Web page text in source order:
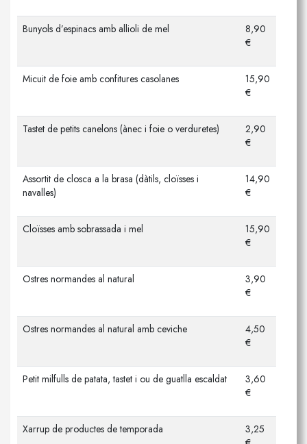
Bunyols d’espinacs amb allioli de mel
8,90
€
Micuit de foie amb confitures casolanes
15,90
€
Tastet de petits canelons (ànec i foie o verduretes)
2,90
€
Assortit de closca a la brasa (dàtils, cloïsses i
navalles)
14,90
€
Cloïsses amb sobrassada i mel
15,90
€
Ostres normandes al natural
3,90
€
Ostres normandes al natural amb ceviche
4,50
€
Petit milfulls de patata, tastet i ou de guatlla escaldat
3,60
€
Xarrup de productes de temporada
3,25